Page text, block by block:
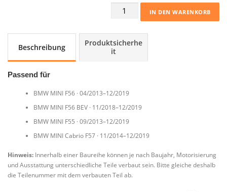
Funktionsträger
unten
F57
Menge
IN DEN WARENKORB
Beschreibung
Produktsicherhe
it
Passend für
BMW MINI F56 · 04/2013–12/2019
BMW MINI F56 BEV · 11/2018–12/2019
BMW MINI F55 · 09/2013–12/2019
BMW MINI Cabrio F57 · 11/2014–12/2019
Hinweis: Innerhalb einer Baureihe können je nach Baujahr, Motorisierung
und Ausstattung unterschiedliche Teile verbaut sein. Bitte gleiche deshalb
die Teilenummer mit dem verbauten Teil ab.